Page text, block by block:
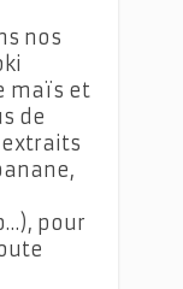
nos
maïs et
de
pour